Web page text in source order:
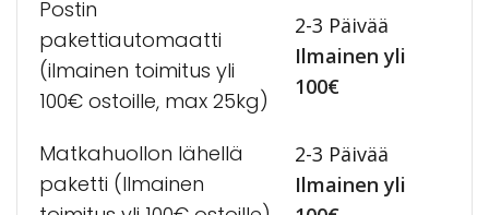
Postin
pakettiautomaatti
(ilmainen toimitus yli
100€ ostoille, max 25kg)
2-3 Päivää
Ilmainen yli
100€
Matkahuollon lähellä
paketti (Ilmainen
2-3 Päivää
Ilmainen yli